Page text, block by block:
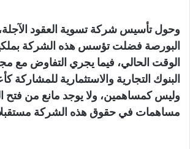
وحول تأسيس شركة تسوية العقود
الوقت الحالي، فيما يجري التفاوض مع
البنوك التجارية والاستثمارية للمشاركة
وليس كمساهمين، ولا يوجد مانع من فتح
مساهمات في حقوق هذه الشركة